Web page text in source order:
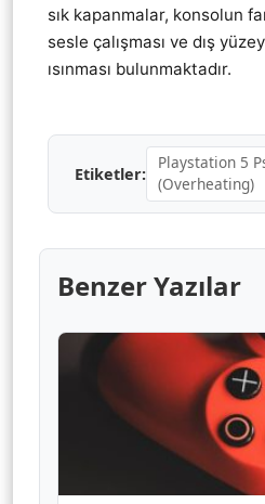
sık kapanmalar, konsolun
sesle çalışması ve dış
ısınması bulunmaktadır.
Etiketler:
Playstation 5
(Overheating)
Benzer Yazılar